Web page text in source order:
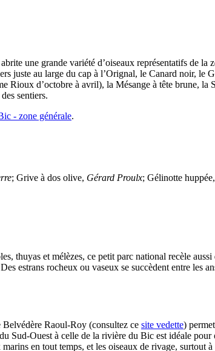
une grande variété d’oiseaux représentatifs de
juste au large du cap à l’Orignal, le Canard noir, le
d’octobre à avril), la Mésange à tête brune, la
sentiers.
- zone générale.
; Grive à dos olive, Gérard Proulx; Gélinotte huppée,
thuyas et mélèzes, ce petit parc national recèle
estrans rocheux ou vaseux se succèdent entre les
Belvédère Raoul-Roy (consultez ce site vedette)
Sud-Ouest à celle de la rivière du Bic est idéale
en tout temps, et les oiseaux de rivage, surtout